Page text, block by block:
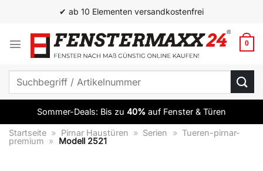
springen
✔ ab 10 Elementen versandkostenfrei
0
Suchen
Sommer-Deals: Bis zu 40% auf Fenster & Türen
Startseite » Pirnar Haustüren » Serien » Tueren-pirnar-
premium » Modell 2521